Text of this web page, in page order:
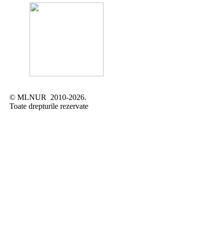
© MLNUR 2010-2026.
Toate drepturile rezervate